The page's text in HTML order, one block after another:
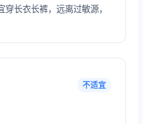
长衣长裤，远离过敏源，
不适宜